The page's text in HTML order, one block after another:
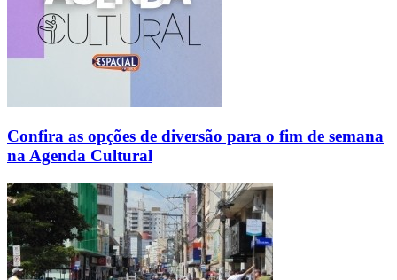
Confira as opções de diversão para o fim de semana
na Agenda Cultural